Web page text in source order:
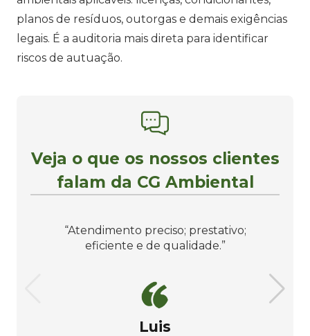
planos de resíduos, outorgas e demais exigências
legais. É a auditoria mais direta para identificar
riscos de autuação.
Veja o que os nossos clientes
falam da CG Ambiental
“Atendimento preciso; prestativo;
eficiente e de qualidade.”
Luis